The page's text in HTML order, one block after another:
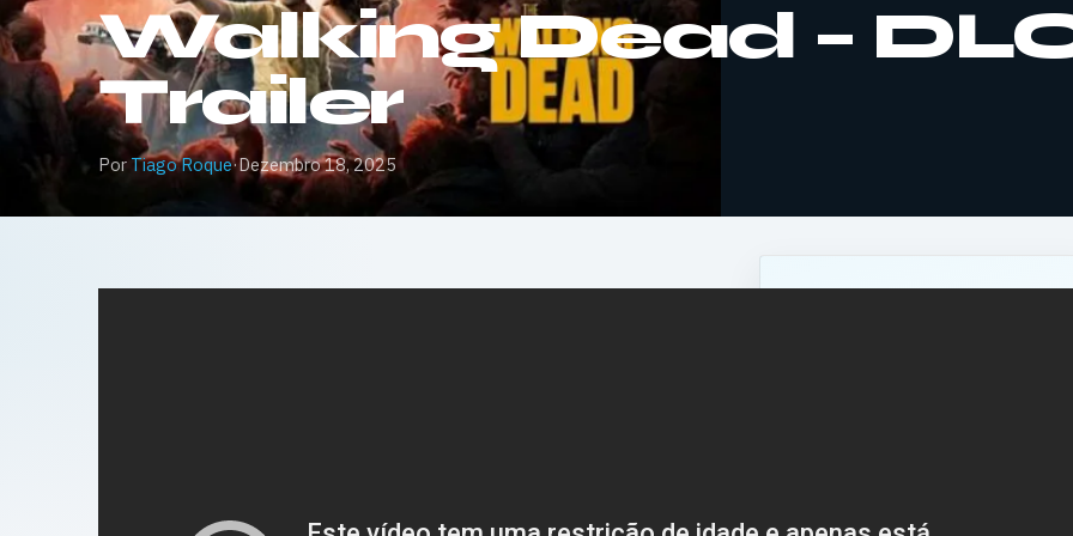
Walking Dead –
Trailer
Por Tiago Roque·Dezembro 18, 2025